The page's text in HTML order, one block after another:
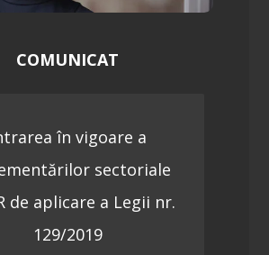
COMUNICAT
în vigoare a
sectoriale
de aplicare a Legii nr.
129/2019